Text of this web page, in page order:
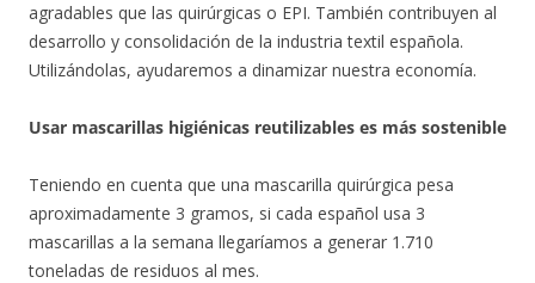
agradables que las quirúrgicas o EPI. También contribuyen al
desarrollo y consolidación de la industria textil española.
Utilizándolas, ayudaremos a dinamizar nuestra economía.
Usar mascarillas higiénicas reutilizables es más sostenible
Teniendo en cuenta que una mascarilla quirúrgica pesa
aproximadamente 3 gramos, si cada español usa 3
mascarillas a la semana llegaríamos a generar 1.710
toneladas de residuos al mes.